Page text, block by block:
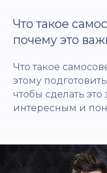
Что такое
почему это
Что такое
этому
чтобы сделать
интересным и